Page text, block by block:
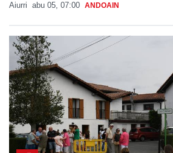
Aiurri abu 05, 07:00 ANDOAIN